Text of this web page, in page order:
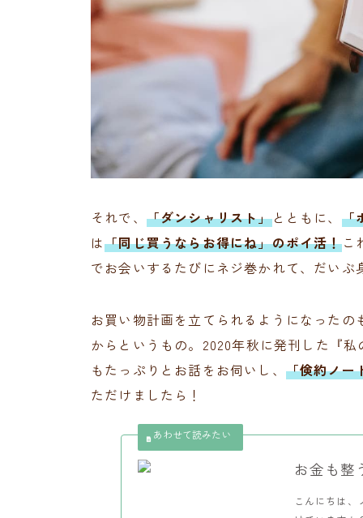
それで、 「ダンシャリスト」とともに、 「
は「同じ買うならお得にね」のポイ活！こ
でお会いするたびにネジ巻かれて、だいぶ
お買い物計画を立てられるようになった
からというもの。2020年秋に発刊した『
もたっぷりとお話をお伺いし、 「倹約ノー
ただけましたら！
お金も整
こんにちは